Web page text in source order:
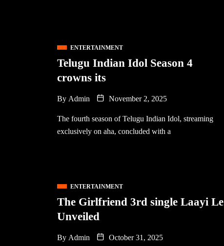
ENTERTAINMENT
Telugu Indian Idol Season 4
crowns its
By Admin November 2, 2025
The fourth season of Telugu Indian Idol, streaming
exclusively on aha, concluded with a
ENTERTAINMENT
The Girlfriend 3rd single Laayi Le
Unveiled
By Admin October 31, 2025